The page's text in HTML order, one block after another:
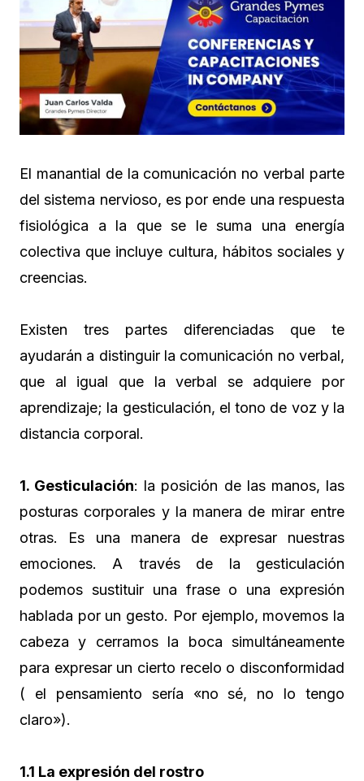
El manantial de la comunicación no verbal parte
del sistema nervioso, es por ende una respuesta
fisiológica a la que se le suma una energía
colectiva que incluye cultura, hábitos sociales y
creencias.
Existen tres partes diferenciadas que te
ayudarán a distinguir la comunicación no verbal,
que al igual que la verbal se adquiere por
aprendizaje; la gesticulación, el tono de voz y la
distancia corporal.
1. Gesticulación: la posición de las manos, las
posturas corporales y la manera de mirar entre
otras. Es una manera de expresar nuestras
emociones. A través de la gesticulación
podemos sustituir una frase o una expresión
hablada por un gesto. Por ejemplo, movemos la
cabeza y cerramos la boca simultáneamente
para expresar un cierto recelo o disconformidad
( el pensamiento sería «no sé, no lo tengo
claro»).
1.1 La expresión del rostro